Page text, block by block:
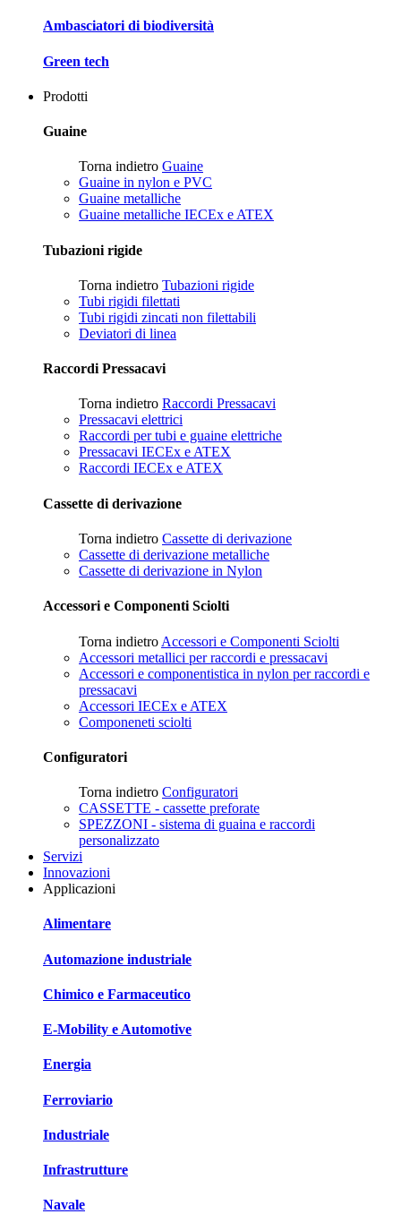
Ambasciatori di biodiversità
Green tech
Prodotti
Guaine
Torna indietro Guaine
Guaine in nylon e PVC
Guaine metalliche
Guaine metalliche IECEx e ATEX
Tubazioni rigide
Torna indietro Tubazioni rigide
Tubi rigidi filettati
Tubi rigidi zincati non filettabili
Deviatori di linea
Raccordi Pressacavi
Torna indietro Raccordi Pressacavi
Pressacavi elettrici
Raccordi per tubi e guaine elettriche
Pressacavi IECEx e ATEX
Raccordi IECEx e ATEX
Cassette di derivazione
Torna indietro Cassette di derivazione
Cassette di derivazione metalliche
Cassette di derivazione in Nylon
Accessori e Componenti Sciolti
Torna indietro Accessori e Componenti Sciolti
Accessori metallici per raccordi e pressacavi
Accessori e componentistica in nylon per raccordi e
pressacavi
Accessori IECEx e ATEX
Componeneti sciolti
Configuratori
Torna indietro Configuratori
CASSETTE - cassette preforate
SPEZZONI - sistema di guaina e raccordi
personalizzato
Servizi
Innovazioni
Applicazioni
Alimentare
Automazione industriale
Chimico e Farmaceutico
E-Mobility e Automotive
Energia
Ferroviario
Industriale
Infrastrutture
Navale